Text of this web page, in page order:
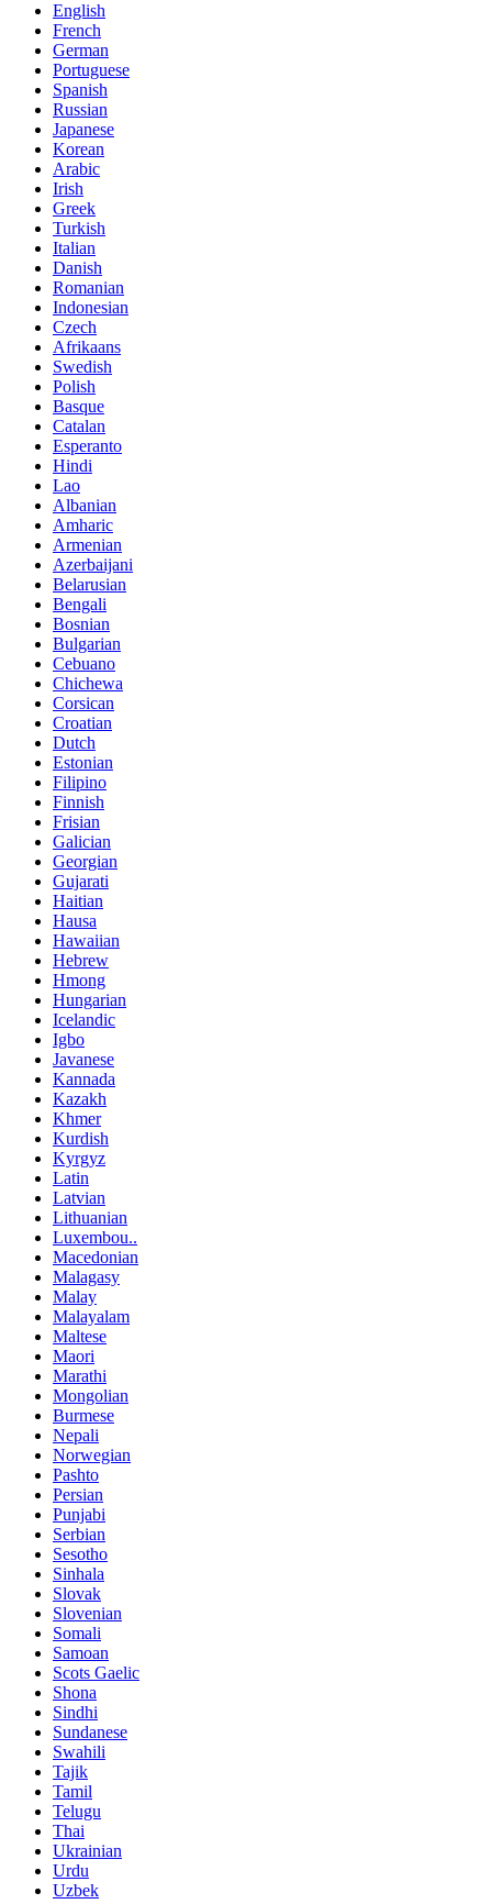
English
French
German
Portuguese
Spanish
Russian
Japanese
Korean
Arabic
Irish
Greek
Turkish
Italian
Danish
Romanian
Indonesian
Czech
Afrikaans
Swedish
Polish
Basque
Catalan
Esperanto
Hindi
Lao
Albanian
Amharic
Armenian
Azerbaijani
Belarusian
Bengali
Bosnian
Bulgarian
Cebuano
Chichewa
Corsican
Croatian
Dutch
Estonian
Filipino
Finnish
Frisian
Galician
Georgian
Gujarati
Haitian
Hausa
Hawaiian
Hebrew
Hmong
Hungarian
Icelandic
Igbo
Javanese
Kannada
Kazakh
Khmer
Kurdish
Kyrgyz
Latin
Latvian
Lithuanian
Luxembou..
Macedonian
Malagasy
Malay
Malayalam
Maltese
Maori
Marathi
Mongolian
Burmese
Nepali
Norwegian
Pashto
Persian
Punjabi
Serbian
Sesotho
Sinhala
Slovak
Slovenian
Somali
Samoan
Scots Gaelic
Shona
Sindhi
Sundanese
Swahili
Tajik
Tamil
Telugu
Thai
Ukrainian
Urdu
Uzbek